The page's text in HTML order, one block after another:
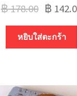
฿178.00 ฿
หยิบใส่ตะกร้า